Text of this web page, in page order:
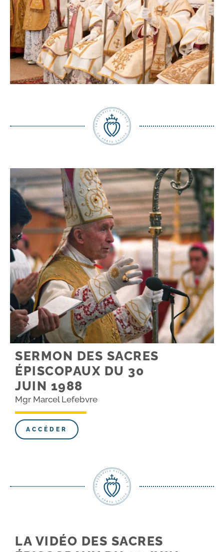
SERMON DES SACRES
ÉPISCOPAUX DU 30
JUIN 1988
Mgr Marcel Lefebvre
ACCÉDER
LA VIDÉO DES SACRES